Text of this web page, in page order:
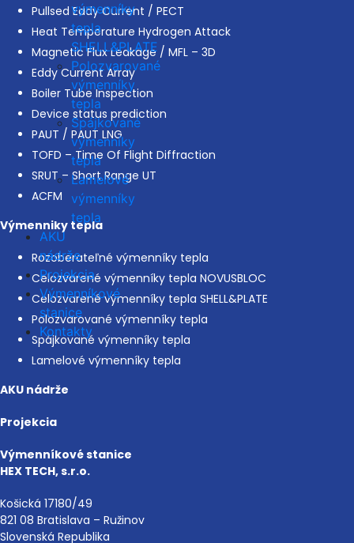
výmenníky
tepla
SHELL&PLATE
Polozvarované
výmenníky
tepla
Spájkované
výmenníky
tepla
Lamelové
výmenníky
tepla
AKU
nádrže
Projekcia
Výmenníkové
stanice
Kontakty
Pullsed Eddy Current / PECT
Heat Temperature Hydrogen Attack
Magnetic Flux Leakage / MFL – 3D
Eddy Current Array
Boiler Tube Inspection
Device status prediction
PAUT / PAUT LNG
TOFD – Time Of Flight Diffraction
SRUT – Short Range UT
ACFM
Výmenniky tepla
Rozoberateľné výmenníky tepla
Celozvarené výmenníky tepla NOVUSBLOC
Celozvarené výmenníky tepla SHELL&PLATE
Polozvarované výmenníky tepla
Spájkované výmenníky tepla
Lamelové výmenníky tepla
AKU nádrže
Projekcia
Výmenníkové stanice
HEX TECH, s.r.o.
Košická 17180/49
821 08 Bratislava – Ružinov
Slovenská Republika